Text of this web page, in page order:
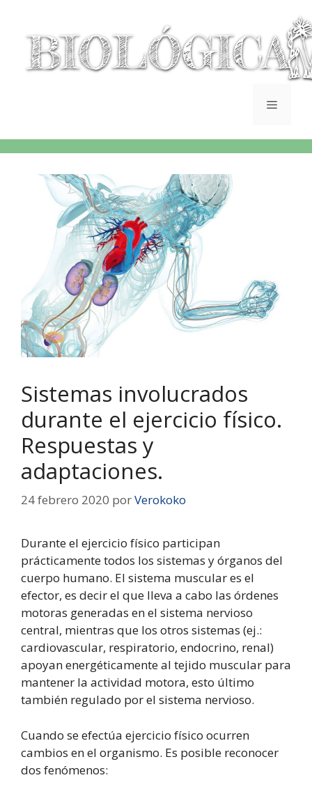
Sistemas involucrados
durante el ejercicio físico.
Respuestas y
adaptaciones.
24 febrero 2020 porVerokoko
Durante el ejercicio físico participan
prácticamente todos los sistemas y órganos del
cuerpo humano. El sistema muscular es el
efector, es decir el que lleva a cabo las órdenes
motoras generadas en el sistema nervioso
central, mientras que los otros sistemas (ej.:
cardiovascular, respiratorio, endocrino, renal)
apoyan energéticamente al tejido muscular para
mantener la actividad motora, esto último
también regulado por el sistema nervioso.
Cuando se efectúa ejercicio físico ocurren
cambios en el organismo. Es posible reconocer
dos fenómenos: